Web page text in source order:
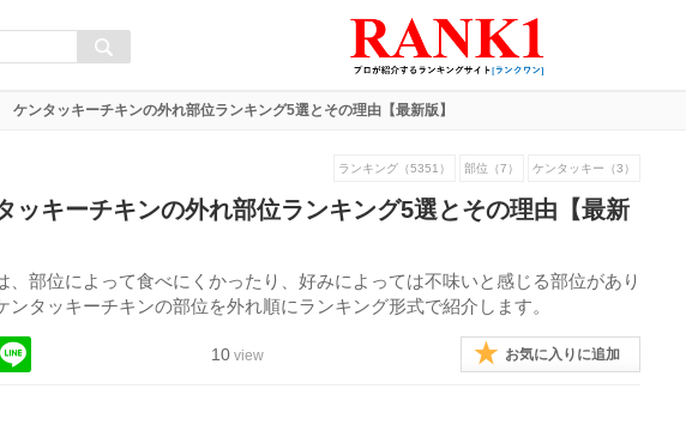
ケンタッキーチキンの外れ部位ランキング5選とその理由【最新版】
ランキング（5351） 部位（7） ケンタッキー（3）
ッキーチキンの外れ部位ランキング5選とその理由【最新
、部位によって食べにくかったり、好みによっては不味いと感じる部位があり
ンタッキーチキンの部位を外れ順にランキング形式で紹介します。
10 view お気に入りに追加